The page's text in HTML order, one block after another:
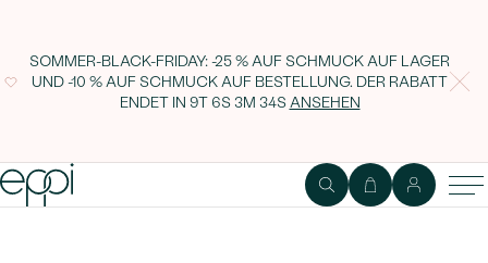
SOMMER-BLACK-FRIDAY: -25 % AUF SCHMUCK AUF LAGER
UND -10 % AUF SCHMUCK AUF BESTELLUNG. DER RABATT
ENDET IN 9T 6S 3M 33S ANSEHEN